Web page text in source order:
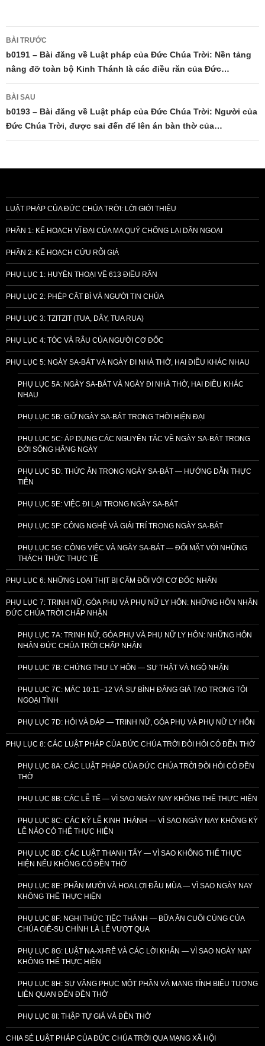
Điều
hướng
bài
viết
BÀI TRƯỚC
b0191 – Bài đăng về Luật pháp của Đức Chúa Trời: Nền tảng
nâng đỡ toàn bộ Kinh Thánh là các điều răn của Đức…
BÀI SAU
b0193 – Bài đăng về Luật pháp của Đức Chúa Trời: Người của
Đức Chúa Trời, được sai đến để lên án bàn thờ của…
LUẬT PHÁP CỦA ĐỨC CHÚA TRỜI: LỜI GIỚI THIỆU
PHẦN 1: KẾ HOẠCH VĨ ĐẠI CỦA MA QUỶ CHỐNG LẠI DÂN NGOẠI
PHẦN 2: KẾ HOẠCH CỨU RỖI GIẢ
PHỤ LỤC 1: HUYỀN THOẠI VỀ 613 ĐIỀU RĂN
PHỤ LỤC 2: PHÉP CẮT BÌ VÀ NGƯỜI TIN CHÚA
PHỤ LỤC 3: TZITZIT (TUA, DÂY, TUA RUA)
PHỤ LỤC 4: TÓC VÀ RÂU CỦA NGƯỜI CƠ ĐỐC
PHỤ LỤC 5: NGÀY SA-BÁT VÀ NGÀY ĐI NHÀ THỜ, HAI ĐIỀU KHÁC NHAU
PHỤ LỤC 5A: NGÀY SA-BÁT VÀ NGÀY ĐI NHÀ THỜ, HAI ĐIỀU KHÁC
NHAU
PHỤ LỤC 5B: GIỮ NGÀY SA-BÁT TRONG THỜI HIỆN ĐẠI
PHỤ LỤC 5C: ÁP DỤNG CÁC NGUYÊN TẮC VỀ NGÀY SA-BÁT TRONG
ĐỜI SỐNG HẰNG NGÀY
PHỤ LỤC 5D: THỨC ĂN TRONG NGÀY SA-BÁT — HƯỚNG DẪN THỰC
TIỄN
PHỤ LỤC 5E: VIỆC ĐI LẠI TRONG NGÀY SA-BÁT
PHỤ LỤC 5F: CÔNG NGHỆ VÀ GIẢI TRÍ TRONG NGÀY SA-BÁT
PHỤ LỤC 5G: CÔNG VIỆC VÀ NGÀY SA-BÁT — ĐỐI MẶT VỚI NHỮNG
THÁCH THỨC THỰC TẾ
PHỤ LỤC 6: NHỮNG LOẠI THỊT BỊ CẤM ĐỐI VỚI CƠ ĐỐC NHÂN
PHỤ LỤC 7: TRINH NỮ, GÓA PHỤ VÀ PHỤ NỮ LY HÔN: NHỮNG HÔN NHÂN
ĐỨC CHÚA TRỜI CHẤP NHẬN
PHỤ LỤC 7A: TRINH NỮ, GÓA PHỤ VÀ PHỤ NỮ LY HÔN: NHỮNG HÔN
NHÂN ĐỨC CHÚA TRỜI CHẤP NHẬN
PHỤ LỤC 7B: CHỨNG THƯ LY HÔN — SỰ THẬT VÀ NGỘ NHẬN
PHỤ LỤC 7C: MÁC 10:11–12 VÀ SỰ BÌNH ĐẲNG GIẢ TẠO TRONG TỘI
NGOẠI TÌNH
PHỤ LỤC 7D: HỎI VÀ ĐÁP — TRINH NỮ, GÓA PHỤ VÀ PHỤ NỮ LY HÔN
PHỤ LỤC 8: CÁC LUẬT PHÁP CỦA ĐỨC CHÚA TRỜI ĐÒI HỎI CÓ ĐỀN THỜ
PHỤ LỤC 8A: CÁC LUẬT PHÁP CỦA ĐỨC CHÚA TRỜI ĐÒI HỎI CÓ ĐỀN
THỜ
PHỤ LỤC 8B: CÁC LỄ TẾ — VÌ SAO NGÀY NAY KHÔNG THỂ THỰC HIỆN
PHỤ LỤC 8C: CÁC KỲ LỄ KINH THÁNH — VÌ SAO NGÀY NAY KHÔNG KỲ
LỄ NÀO CÓ THỂ THỰC HIỆN
PHỤ LỤC 8D: CÁC LUẬT THANH TẨY — VÌ SAO KHÔNG THỂ THỰC
HIỆN NẾU KHÔNG CÓ ĐỀN THỜ
PHỤ LỤC 8E: PHẦN MƯỜI VÀ HOA LỢI ĐẦU MÙA — VÌ SAO NGÀY NAY
KHÔNG THỂ THỰC HIỆN
PHỤ LỤC 8F: NGHI THỨC TIỆC THÁNH — BỮA ĂN CUỐI CÙNG CỦA
CHÚA GIÊ-SU CHÍNH LÀ LỄ VƯỢT QUA
PHỤ LỤC 8G: LUẬT NA-XI-RÊ VÀ CÁC LỜI KHẤN — VÌ SAO NGÀY NAY
KHÔNG THỂ THỰC HIỆN
PHỤ LỤC 8H: SỰ VÂNG PHỤC MỘT PHẦN VÀ MANG TÍNH BIỂU TƯỢNG
LIÊN QUAN ĐẾN ĐỀN THỜ
PHỤ LỤC 8I: THẬP TỰ GIÁ VÀ ĐỀN THỜ
CHIA SẺ LUẬT PHÁP CỦA ĐỨC CHÚA TRỜI QUA MẠNG XÃ HỘI